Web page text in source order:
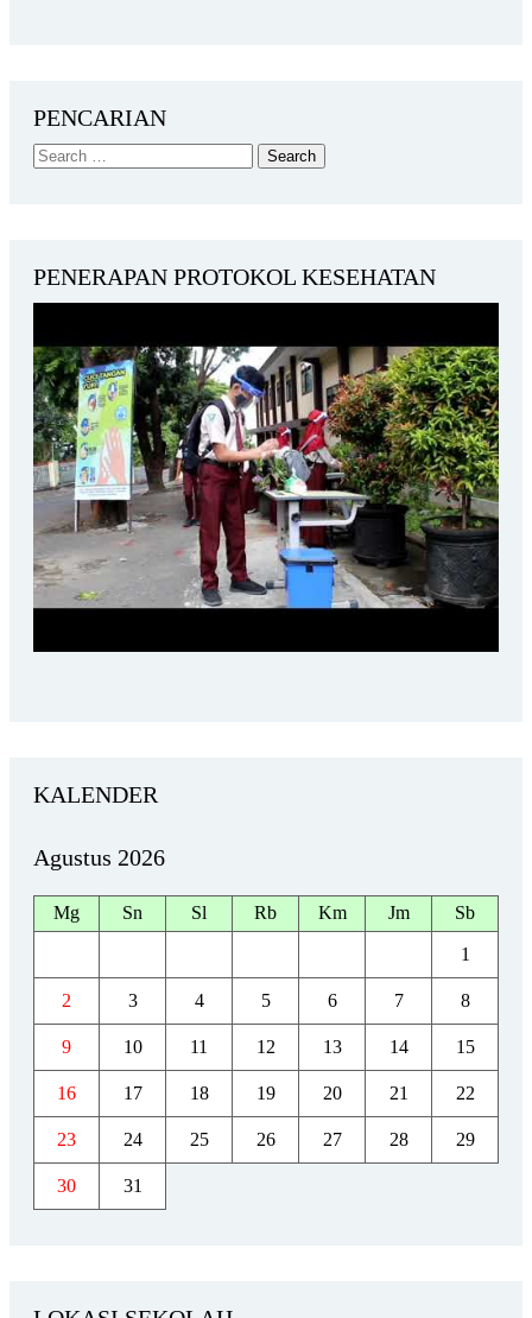
PENCARIAN
PENERAPAN PROTOKOL KESEHATAN
KALENDER
Agustus 2026
Mg Sn Sl Rb Km Jm Sb
1
2 3 4 5 6 7 8
9 10 11 12 13 14 15
16 17 18 19 20 21 22
23 24 25 26 27 28 29
30 31